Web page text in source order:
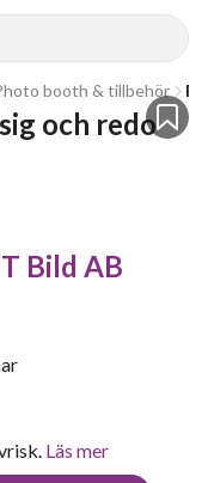
booth & tillbehör
och redo
Bild AB
Läs mer